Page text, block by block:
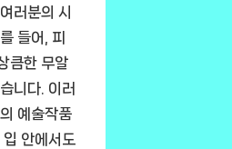
러분의 시
들어, 피
큼한 무알
니다. 이러
예술작품
안에서도